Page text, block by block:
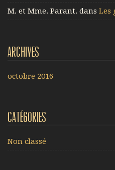
M. et Mme. Parant. dans Les
Archives
octobre 2016
Catégories
Non classé